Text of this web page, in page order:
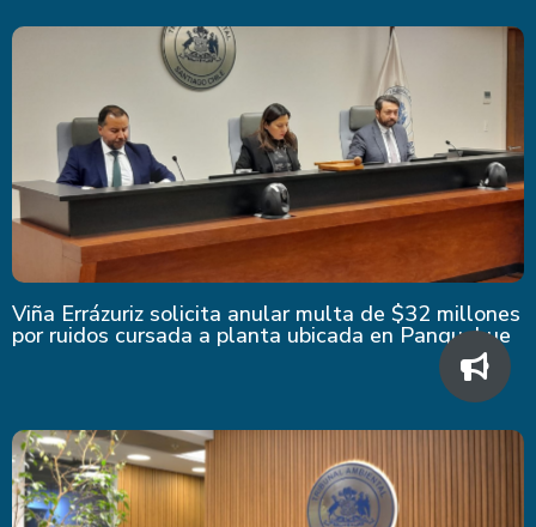
Viña Errázuriz solicita anular multa de $32 millones
por ruidos cursada a planta ubicada en Panquehue